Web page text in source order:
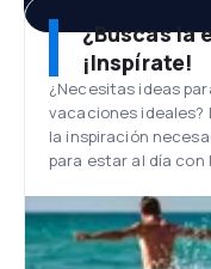
¿Buscas la
¡Inspírate!
¿Necesitas ideas
vacaciones ideales?
la inspiración
para estar al día